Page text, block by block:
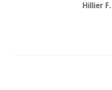
Hillier F.